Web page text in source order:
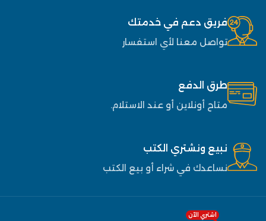
فريق دعم في خدمتك
تواصل معنا لأي استفسار
طرق الدفع
متاح أونلاين أو عند الاستلام.
نبيع ونشتري الكتب
نساعدك في شراء أو بيع الكتب
اشتري الآن